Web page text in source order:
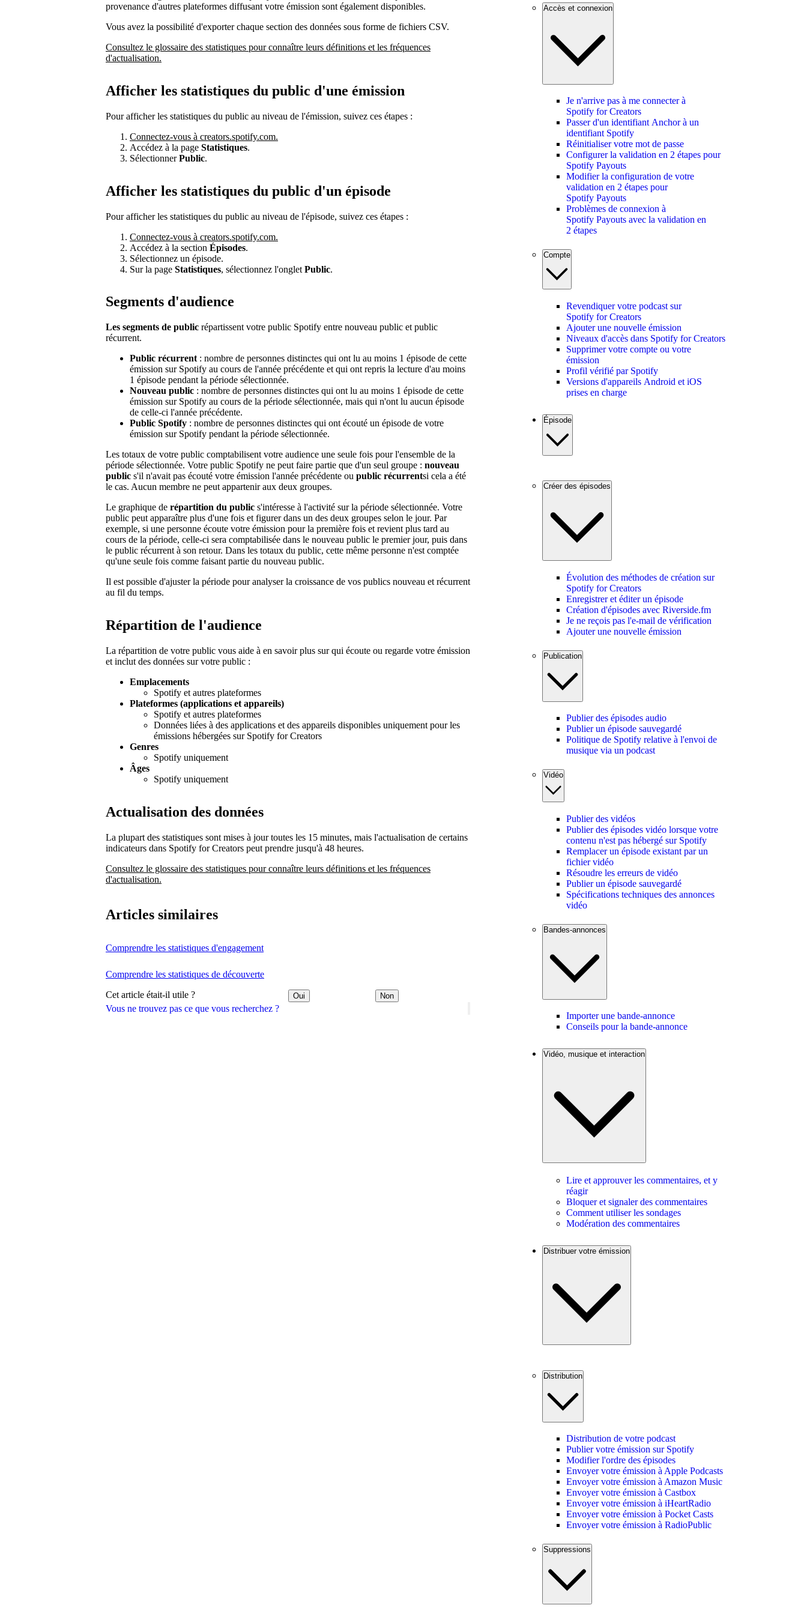
Vous ne trouvez pas ce que vous recherchez ?
provenance d'autres plateformes diffusant votre émission sont également disponibles.
Vous avez la possibilité d'exporter chaque section des données sous forme de fichiers CSV.
Consultez le glossaire des statistiques pour connaître leurs définitions et les fréquences
d'actualisation.
Afficher les statistiques du public d'une émission
Pour afficher les statistiques du public au niveau de l'émission, suivez ces étapes :
Connectez-vous à creators.spotify.com.
Accédez à la page Statistiques.
SélectionnerPublic.
Afficher les statistiques du public d'un épisode
Pour afficher les statistiques du public au niveau de l'épisode, suivez ces étapes :
Connectez-vous à creators.spotify.com.
Accédez à la section Épisodes.
Sélectionnez un épisode.
Sur la page Statistiques, sélectionnez l'onglet Public.
Segments d'audience
Les segments de public répartissent votre public Spotify entre nouveau public et public
récurrent.
Public récurrent : nombre de personnes distinctes qui ont lu au moins 1 épisode de cette
émission sur Spotify au cours de l'année précédente et qui ont repris la lecture d'au moins
1 épisode pendant la période sélectionnée.
Nouveau public : nombre de personnes distinctes qui ont lu au moins 1 épisode de cette
émission sur Spotify au cours de la période sélectionnée, mais qui n'ont lu aucun épisode
de celle-ci l'année précédente.
Public Spotify : nombre de personnes distinctes qui ont écouté un épisode de votre
émission sur Spotify pendant la période sélectionnée.
Les totaux de votre public comptabilisent votre audience une seule fois pour l'ensemble de la
période sélectionnée. Votre public Spotify ne peut faire partie que d'un seul groupe : nouveau
public s'il n'avait pas écouté votre émission l'année précédente ou public récurrentsi cela a été
le cas. Aucun membre ne peut appartenir aux deux groupes.
Le graphique de répartition du public s'intéresse à l'activité sur la période sélectionnée. Votre
public peut apparaître plus d'une fois et figurer dans un des deux groupes selon le jour. Par
exemple, si une personne écoute votre émission pour la première fois et revient plus tard au
cours de la période, celle-ci sera comptabilisée dans le nouveau public le premier jour, puis dans
le public récurrent à son retour. Dans les totaux du public, cette même personne n'est comptée
qu'une seule fois comme faisant partie du nouveau public.
Il est possible d'ajuster la période pour analyser la croissance de vos publics nouveau et récurrent
au fil du temps.
Répartition de l'audience
La répartition de votre public vous aide à en savoir plus sur qui écoute ou regarde votre émission
et inclut des données sur votre public :
Emplacements
Spotify et autres plateformes
Plateformes (applications et appareils)
Spotify et autres plateformes
Données liées à des applications et des appareils disponibles uniquement pour les
émissions hébergées sur Spotify for Creators
Genres
Spotify uniquement
Âges
Spotify uniquement
Actualisation des données
La plupart des statistiques sont mises à jour toutes les 15 minutes, mais l'actualisation de certains
indicateurs dans Spotify for Creators peut prendre jusqu'à 48 heures.
Consultez le glossaire des statistiques pour connaître leurs définitions et les fréquences
d'actualisation.
Articles similaires
Comprendre les statistiques d'engagement
Comprendre les statistiques de découverte
Cet article était-il utile ? Oui Non
Accès et connexion
Je n'arrive pas à me connecter à
Spotify for Creators
Passer d'un identifiant Anchor à un
identifiant Spotify
Réinitialiser votre mot de passe
Configurer la validation en 2 étapes pour
Spotify Payouts
Modifier la configuration de votre
validation en 2 étapes pour
Spotify Payouts
Problèmes de connexion à
Spotify Payouts avec la validation en
2 étapes
Compte
Revendiquer votre podcast sur
Spotify for Creators
Ajouter une nouvelle émission
Niveaux d'accès dans Spotify for Creators
Supprimer votre compte ou votre
émission
Profil vérifié par Spotify
Versions d'appareils Android et iOS
prises en charge
Épisode
Créer des épisodes
Évolution des méthodes de création sur
Spotify for Creators
Enregistrer et éditer un épisode
Création d'épisodes avec Riverside.fm
Je ne reçois pas l'e-mail de vérification
Ajouter une nouvelle émission
Publication
Publier des épisodes audio
Publier un épisode sauvegardé
Politique de Spotify relative à l'envoi de
musique via un podcast
Vidéo
Publier des vidéos
Publier des épisodes vidéo lorsque votre
contenu n'est pas hébergé sur Spotify
Remplacer un épisode existant par un
fichier vidéo
Résoudre les erreurs de vidéo
Publier un épisode sauvegardé
Spécifications techniques des annonces
vidéo
Bandes-annonces
Importer une bande-annonce
Conseils pour la bande-annonce
Vidéo, musique et interaction
Lire et approuver les commentaires, et y
réagir
Bloquer et signaler des commentaires
Comment utiliser les sondages
Modération des commentaires
Distribuer votre émission
Distribution
Distribution de votre podcast
Publier votre émission sur Spotify
Modifier l'ordre des épisodes
Envoyer votre émission à Apple Podcasts
Envoyer votre émission à Amazon Music
Envoyer votre émission à Castbox
Envoyer votre émission à iHeartRadio
Envoyer votre émission à Pocket Casts
Envoyer votre émission à RadioPublic
Suppressions